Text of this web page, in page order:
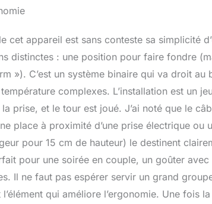
cet appareil est sans conteste sa simplicité
distinctes : une position pour faire fondre
»). C’est un système binaire qui va droit
complexes. L’installation est un
prise, et le tour est joué. J’ai noté que le
place à proximité d’une prise électrique ou
pour 15 cm de hauteur) le destinent
pour une soirée en couple, un goûter
Il ne faut pas espérer servir un grand
qui améliore l’ergonomie. Une fois